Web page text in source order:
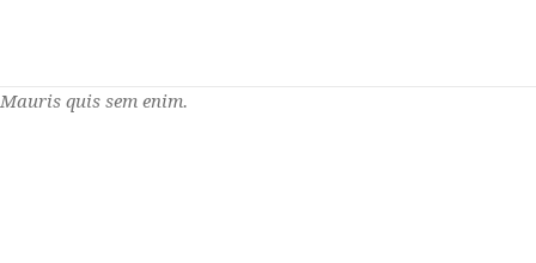
Mauris quis sem enim.